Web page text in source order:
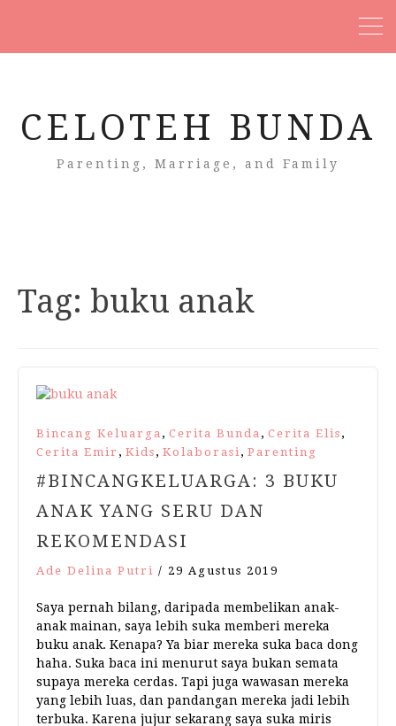
CELOTEH BUNDA
Parenting, Marriage, and Family
Tag: buku anak
Bincang Keluarga , Cerita Bunda , Cerita Elis ,
Cerita Emir , Kids , Kolaborasi, Parenting
#BINCANGKELUARGA: 3 BUKU
ANAK YANG SERU DAN
REKOMENDASI
Ade Delina Putri / 29 Agustus 2019
Saya pernah bilang, daripada membelikan anak-
anak mainan, saya lebih suka memberi mereka
buku anak. Kenapa? Ya biar mereka suka baca dong
haha. Suka baca ini menurut saya bukan semata
supaya mereka cerdas. Tapi juga wawasan mereka
yang lebih luas, dan pandangan mereka jadi lebih
terbuka. Karena jujur sekarang saya suka miris